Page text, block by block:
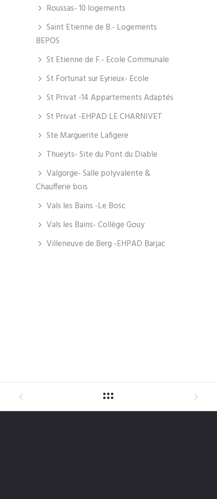
Roussas- 10 logements
Saint Etienne de B.- Logements
BEPOS
St Etienne de F.- Ecole Communale
St Fortunat sur Eyrieux- Ecole
St Privat -14 Appartements Adaptés
St Privat -EHPAD LE CHARNIVET
Ste Marguerite Lafigere
Thueyts- Site du Pont du Diable
Valgorge- Salle polyvalente &
Chaufferie bois
Vals les Bains -Le Bosc
Vals les Bains- Collège Gouy
Villeneuve de Berg -EHPAD Barjac